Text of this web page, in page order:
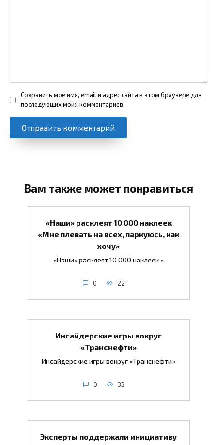
Сохранить моё имя, email и адрес сайта в этом браузере для
последующих моих комментариев.
Вам также может понравиться
«Наши» расклеят 10 000 наклеек
«Мне плевать на всех, паркуюсь, как
хочу»
«Наши» расклеят 10 000 наклеек «
0 22
Инсайдерские игры вокруг
«Транснефти»
Инсайдерские игры вокруг «Транснефти»
0 33
Эксперты поддержали инициативу